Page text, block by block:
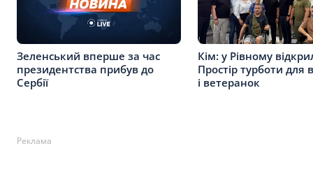
Зеленський вперше за час
президентства прибув до
Сербії
Кім: у Рівному
Простір турботи для
і ветеранок
Реклама